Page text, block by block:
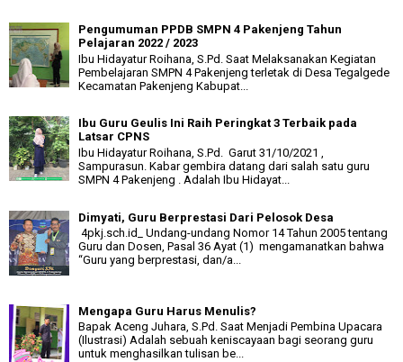
Pengumuman PPDB SMPN 4 Pakenjeng Tahun
Pelajaran 2022 / 2023
Ibu Hidayatur Roihana, S.Pd. Saat Melaksanakan Kegiatan
Pembelajaran SMPN 4 Pakenjeng terletak di Desa Tegalgede
Kecamatan Pakenjeng Kabupat...
Ibu Guru Geulis Ini Raih Peringkat 3 Terbaik pada
Latsar CPNS
Ibu Hidayatur Roihana, S.Pd. Garut 31/10/2021 ,
Sampurasun. Kabar gembira datang dari salah satu guru
SMPN 4 Pakenjeng . Adalah Ibu Hidayat...
Dimyati, Guru Berprestasi Dari Pelosok Desa
4pkj.sch.id_ Undang-undang Nomor 14 Tahun 2005 tentang
Guru dan Dosen, Pasal 36 Ayat (1) mengamanatkan bahwa
“Guru yang berprestasi, dan/a...
Mengapa Guru Harus Menulis?
Bapak Aceng Juhara, S.Pd. Saat Menjadi Pembina Upacara
(Ilustrasi) Adalah sebuah keniscayaan bagi seorang guru
untuk menghasilkan tulisan be...